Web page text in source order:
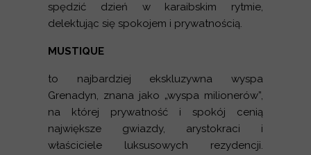
spędzić dzień w karaibskim rytmie,
delektując się spokojem i prywatnością.
MUSTIQUE
to najbardziej ekskluzywna wyspa
Grenadyn, znana jako „wyspa milionerów”,
na której prywatność i spokój cenią
największe gwiazdy, arystokraci i
właściciele luksusowych rezydencji.